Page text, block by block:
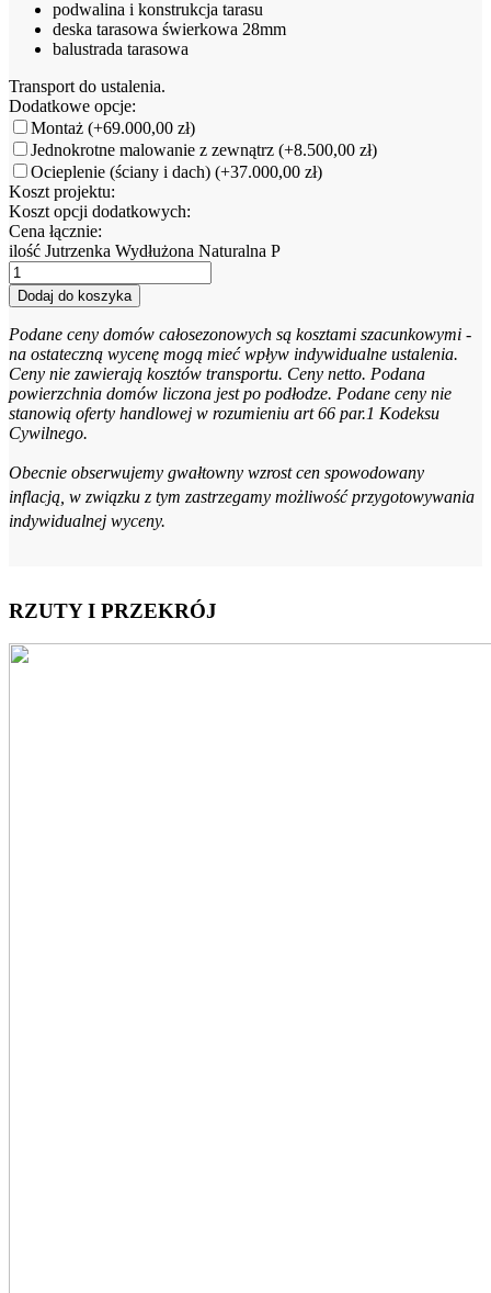
podwalina i konstrukcja tarasu
deska tarasowa świerkowa 28mm
balustrada tarasowa
Transport do ustalenia.
Dodatkowe opcje:
Montaż (+69.000,00 zł)
Jednokrotne malowanie z zewnątrz (+8.500,00 zł)
Ocieplenie (ściany i dach) (+37.000,00 zł)
Koszt projektu:
Koszt opcji dodatkowych:
Cena łącznie:
ilość Jutrzenka Wydłużona Naturalna P
Dodaj do koszyka
Podane ceny domów całosezonowych są kosztami szacunkowymi -
na ostateczną wycenę mogą mieć wpływ indywidualne ustalenia.
Ceny nie zawierają kosztów transportu. Ceny netto. Podana
powierzchnia domów liczona jest po podłodze. Podane ceny nie
stanowią oferty handlowej w rozumieniu art 66 par.1 Kodeksu
Cywilnego.
Obecnie obserwujemy gwałtowny wzrost cen spowodowany
inflacją, w związku z tym zastrzegamy możliwość przygotowywania
indywidualnej wyceny.
RZUTY I PRZEKRÓJ